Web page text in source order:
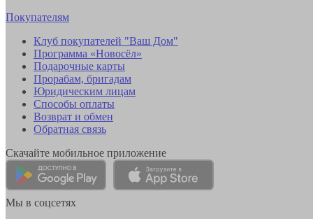
Покупателям
Клуб покупателей "Ваш Дом"
Программа «Новосёл»
Подарочные карты
Прорабам, бригадам
Юридическим лицам
Способы оплаты
Возврат и обмен
Обратная связь
Скачайте мобильное приложение
Мы в соцсетях